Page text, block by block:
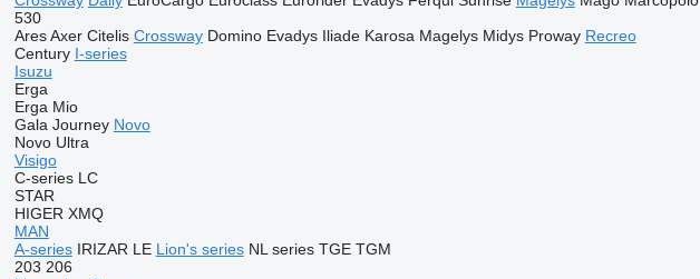
530
Ares Axer Citelis Crossway Domino Evadys Iliade Karosa Magelys Midys Proway Recreo
Century I-series
Isuzu
Erga
Erga Mio
Gala Journey Novo
Novo Ultra
Visigo
C-series LC
STAR
HIGER XMQ
MAN
A-series IRIZAR LE Lion's series NL series TGE TGM
203 206